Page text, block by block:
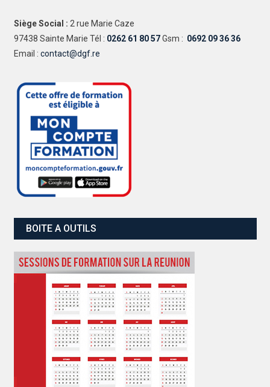
Siège Social : 2 rue Marie Caze
97438 Sainte Marie Tél : 0262 61 80 57Gsm : 0692 09 36 36
Email : contact@dgf.re
BOITE A OUTILS